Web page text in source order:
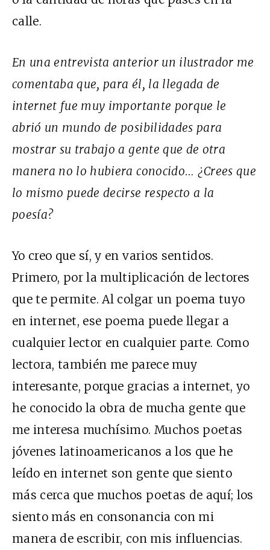
calle.
En una entrevista anterior un ilustrador me
comentaba que, para él, la llegada de
internet fue muy importante porque le
abrió un mundo de posibilidades para
mostrar su trabajo a gente que de otra
manera no lo hubiera conocido… ¿Crees que
lo mismo puede decirse respecto a la
poesía?
Yo creo que sí, y en varios sentidos.
Primero, por la multiplicación de lectores
que te permite. Al colgar un poema tuyo
en internet, ese poema puede llegar a
cualquier lector en cualquier parte. Como
lectora, también me parece muy
interesante, porque gracias a internet, yo
he conocido la obra de mucha gente que
me interesa muchísimo. Muchos poetas
jóvenes latinoamericanos a los que he
leído en internet son gente que siento
más cerca que muchos poetas de aquí; los
siento más en consonancia con mi
manera de escribir, con mis influencias.